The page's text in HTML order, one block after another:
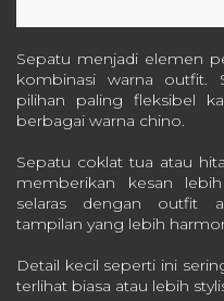
Sepatu menjadi elemen
kombinasi warna outfit.
pilihan paling fleksibel
berbagai warna chino.
Sepatu coklat tua atau
memberikan kesan
selaras dengan outfit
tampilan yang lebih
Detail kecil seperti ini
terlihat biasa atau lebih